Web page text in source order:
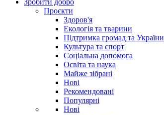
Зробити добро
Проєкти
Здоров'я
Екологія та тварини
Підтримка громад та України
Культура та спорт
Соціальна допомога
Освіта та наука
Майже зібрані
Нові
Рекомендовані
Популярні
Нові